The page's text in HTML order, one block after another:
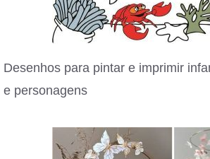
Desenhos para pintar e imprimir
e personagens